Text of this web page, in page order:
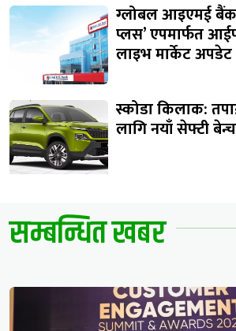
ग्लोबल आइएमई
प्लस’ एपमार्फत
लाइभ मार्केट अपडेट
स्कोडा किलाक:
लागि नयाँ सेफ्टी
सम्बन्धित खबर